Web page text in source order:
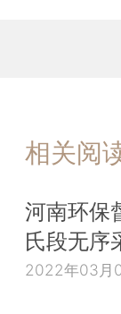
相关阅
河南环保
氏段无序
2022年03月